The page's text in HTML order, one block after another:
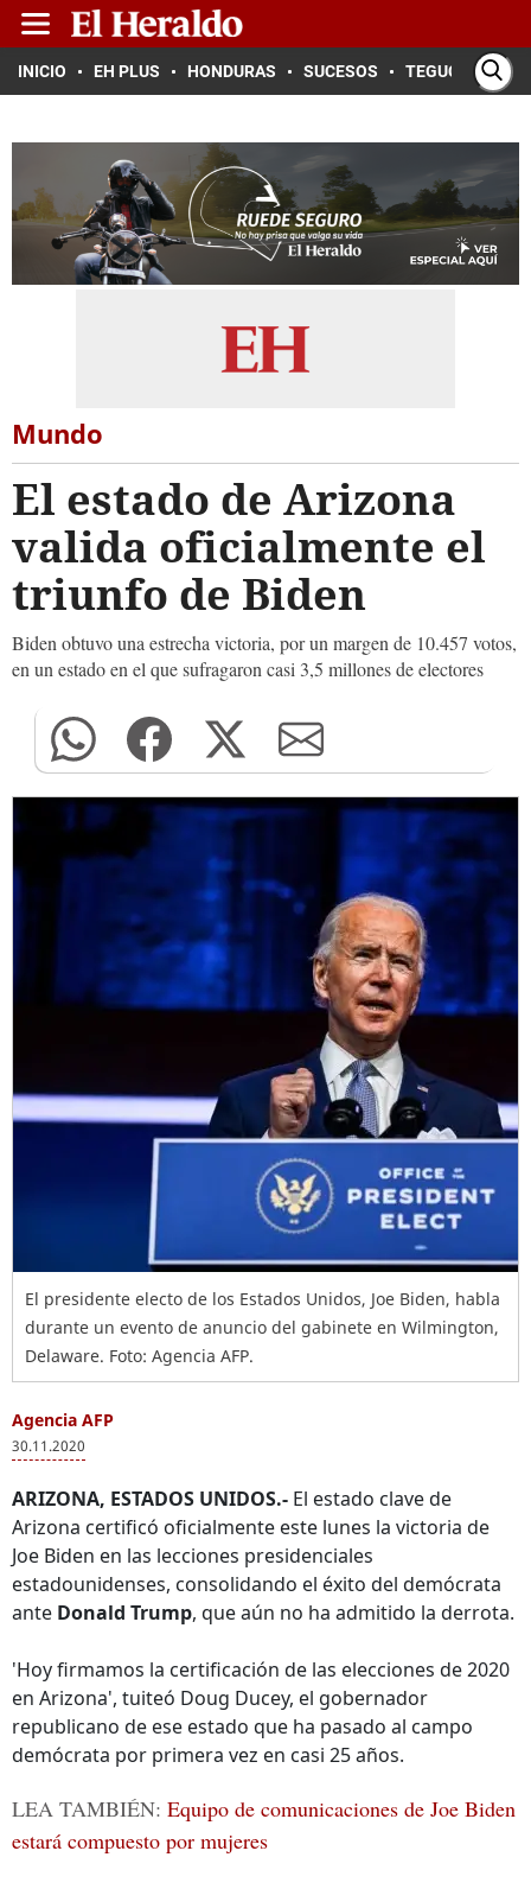
INICIO EH PLUS HONDURAS SUCESOS TEGUCIGALPA
Mundo
El estado de Arizona
valida oficialmente el
triunfo de Biden
Biden obtuvo una estrecha victoria, por un margen de 10.457 votos,
en un estado en el que sufragaron casi 3,5 millones de electores
El presidente electo de los Estados Unidos, Joe Biden, habla
durante un evento de anuncio del gabinete en Wilmington,
Delaware. Foto: Agencia AFP.
Agencia AFP
30.11.2020
ARIZONA, ESTADOS UNIDOS.- El estado clave de
Arizona certificó oficialmente este lunes la victoria de
Joe Biden en las lecciones presidenciales
estadounidenses, consolidando el éxito del demócrata
ante Donald Trump, que aún no ha admitido la derrota.
'Hoy firmamos la certificación de las elecciones de 2020
en Arizona', tuiteó Doug Ducey, el gobernador
republicano de ese estado que ha pasado al campo
demócrata por primera vez en casi 25 años.
LEA TAMBIÉN: Equipo de comunicaciones de Joe Biden
estará compuesto por mujeres